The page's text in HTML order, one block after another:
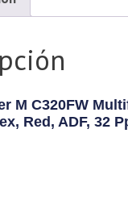
M C320FW
Red, ADF, 32